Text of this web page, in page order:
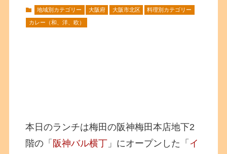
地域別カテゴリー 大阪府 大阪市北区 料理別カテゴリー
カレー（和、洋、欧）
本日のランチは梅田の阪神梅田本店地下2
階の「 阪神バル横丁 」にオープンした「 イ